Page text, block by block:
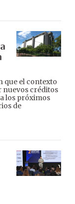
que el contexto
nuevos créditos
los próximos
de